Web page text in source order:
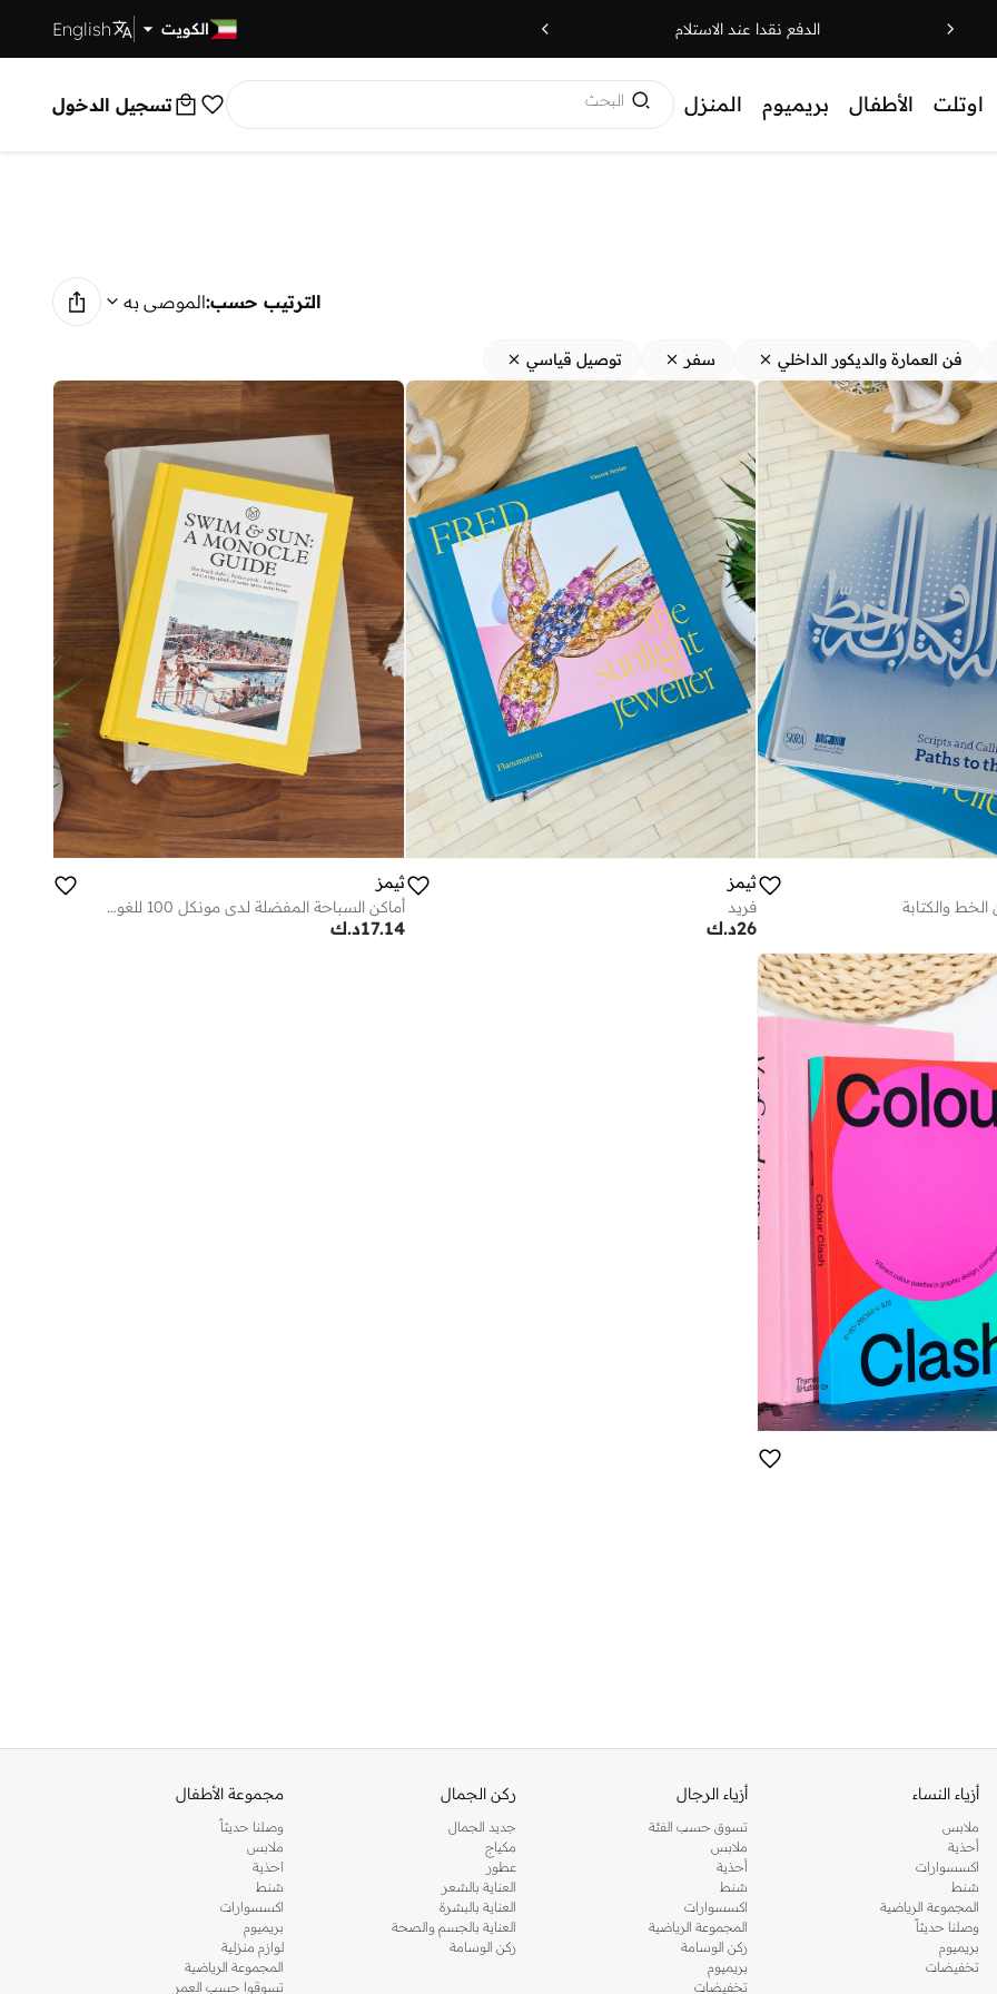
الدفع نقدا عند الاستلام الكويت English
اوتلت الأطفال بريميوم المنزل البحث تسجيل الدخول
الترتيب حسب:الموصى به
فن العمارة والديكور الداخلي سفر توصيل قياسي
والكتابة
ثيمز
فريد
د.ك26
ثيمز
أماكن السباحة المفضلة لدى مونكل 100 للغوص
د.ك17.14
أزياء النساء
ملابس
أحذية
اكسسوارات
شنط
المجموعة الرياضية
وصلنا حديثاً
بريميوم
تخفيضات
أزياء الرجال
تسوق حسب الفئة
ملابس
أحذية
شنط
اكسسوارات
المجموعة الرياضية
ركن الوسامة
بريميوم
تخفيضات
ركن الجمال
جديد الجمال
مكياج
عطور
العناية بالشعر
العناية بالبشرة
العناية بالجسم والصحة
ركن الوسامة
مجموعة الأطفال
وصلنا حديثاً
ملابس
احذية
شنط
اكسسوارات
بريميوم
لوازم منزلية
المجموعة الرياضية
تسوقوا حسب العمر